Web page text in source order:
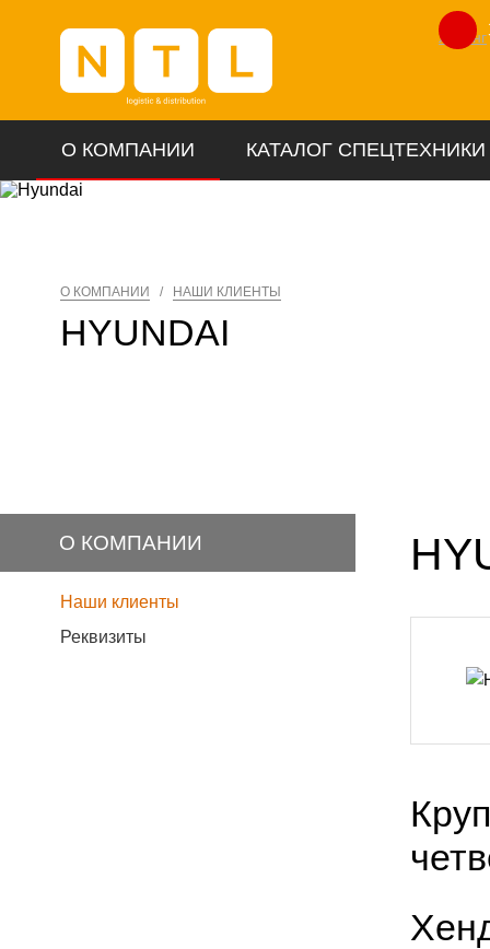
Лизинг
О КОМПАНИИ КАТАЛОГ СПЕЦТЕХНИКИ
О КОМПАНИИ / НАШИ КЛИЕНТЫ
HYUNDAI
О КОМПАНИИ
Наши клиенты
Реквизиты